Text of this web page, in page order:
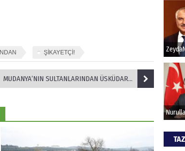
ŞİKAYETÇİ!
MUDANYA’NIN SULTANLARINDAN ÜSKÜDAR’A GEÇİT YOK
Bu